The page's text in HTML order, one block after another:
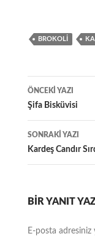
BROKOLI
Yazı
dolaşımı
ÖNCEKI YAZI
Şifa Bisküvisi
SONRAKI YAZI
Kardeş Candır
BIR YANIT
E-posta adresiniz